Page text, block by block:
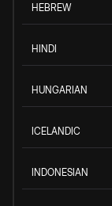
HEBREW
HINDI
HUNGARIAN
ICELANDIC
INDONESIAN